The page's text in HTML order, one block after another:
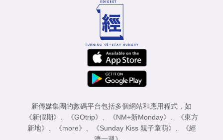
新傳媒集團的數碼平台包括多個網站和應用程式，如
《新假期》
《GOtrip》 《NM+新Monday》
《東方
新地》
《more》 《Sunday Kiss 親子童萌》
《經